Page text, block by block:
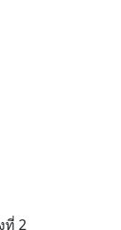
ที่ 2